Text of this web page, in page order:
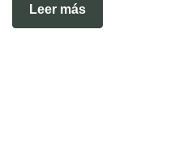
Leer más